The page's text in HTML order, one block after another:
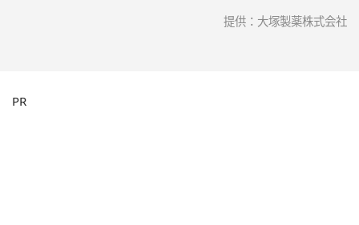
提供：大塚製薬株式会社
PR